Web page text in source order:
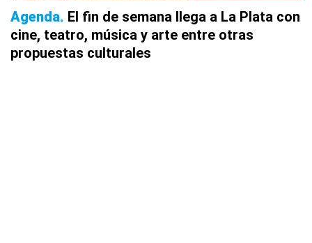
Agenda El fin de semana llega a La Plata con
cine, teatro, música y arte entre otras
propuestas culturales